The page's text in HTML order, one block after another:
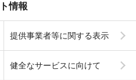
情報
提供事業者等に関する表示
健全なサービスに向けて